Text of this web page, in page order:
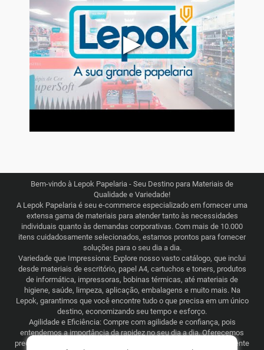
▶
Bem-vindo à Lepok Papelaria - Seu Destino para Materiais de
Qualidade e Variedade!
A Lepok Papelaria é seu e-commerce especializado em fornecer uma
extensa gama de materiais para atender tanto às necessidades
individuais quanto às demandas corporativas. Com mais de 10.000
itens cuidadosamente selecionados, estamos prontos para fornecer
soluções para o seu dia a dia.
Variedade que Impressiona: Explore nosso vasto catálogo, que inclui
desde materiais de escritório, papel A4, cartuchos e toners, produtos
de informática, impressoras, bobinas térmicas, até materiais de
higiene, saúde, limpeza, aplicação, embalagens e muito mais. Na
Lepok, garantimos que você encontre tudo o que precisa em um único
destino, economizando seu tempo e esforço.
Agilidade e Eficiência: Compre com agilidade e confiança, pois
entendemos a importância da rapidez no seu dia a dia. Oferecemos
preços justos e competitivos, combinados com uma logística eficiente